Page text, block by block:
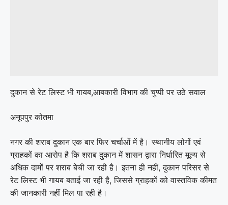
दुकान से रेट लिस्ट भी गायब,आबकारी विभाग की चुप्पी पर उठे सवाल
अनूपपुर कोतमा
नगर की शराब दुकान एक बार फिर चर्चाओं में है। स्थानीय लोगों एवं
ग्राहकों का आरोप है कि शराब दुकान में शासन द्वारा निर्धारित मूल्य से
अधिक दामों पर शराब बेची जा रही है। इतना ही नहीं, दुकान परिसर से
रेट लिस्ट भी गायब बताई जा रही है, जिससे ग्राहकों को वास्तविक कीमत
की जानकारी नहीं मिल पा रही है।